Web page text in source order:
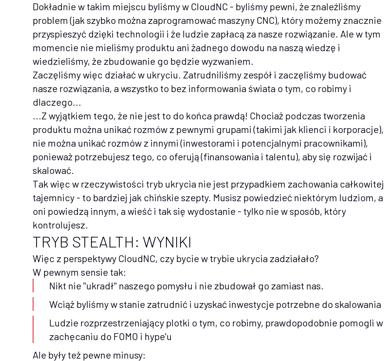
Dokładnie w takim miejscu byliśmy w CloudNC - byliśmy pewni, że znaleźliśmy
problem (jak szybko można zaprogramować maszyny CNC), który możemy znacznie
przyspieszyć dzięki technologii i że ludzie zapłacą za nasze rozwiązanie. Ale w tym
momencie nie mieliśmy produktu ani żadnego dowodu na naszą wiedzę i
wiedzieliśmy, że zbudowanie go będzie wyzwaniem.
Zaczęliśmy więc działać w ukryciu. Zatrudniliśmy zespół i zaczęliśmy budować
nasze rozwiązania, a wszystko to bez informowania świata o tym, co robimy i
dlaczego...
...Z wyjątkiem tego, że nie jest to do końca prawdą! Chociaż podczas tworzenia
produktu można unikać rozmów z pewnymi grupami (takimi jak klienci i korporacje),
nie można unikać rozmów z innymi (inwestorami i potencjalnymi pracownikami),
ponieważ potrzebujesz tego, co oferują (finansowania i talentu), aby się rozwijać i
skalować.
Tak więc w rzeczywistości tryb ukrycia nie jest przypadkiem zachowania całkowitej
tajemnicy - to bardziej jak chińskie szepty. Musisz powiedzieć niektórym ludziom, a
oni powiedzą innym, a wieść i tak się wydostanie - tylko nie w sposób, który
kontrolujesz.
TRYB STEALTH: WYNIKI
Więc z perspektywy CloudNC, czy bycie w trybie ukrycia zadziałało?
W pewnym sensie tak:
Nikt nie "ukradł" naszego pomysłu i nie zbudował go zamiast nas.
Wciąż byliśmy w stanie zatrudnić i uzyskać inwestycje potrzebne do skalowania
Ludzie rozprzestrzeniający plotki o tym, co robimy, prawdopodobnie pomogli w
zachęcaniu do FOMO i hype'u
Ale były też pewne minusy: